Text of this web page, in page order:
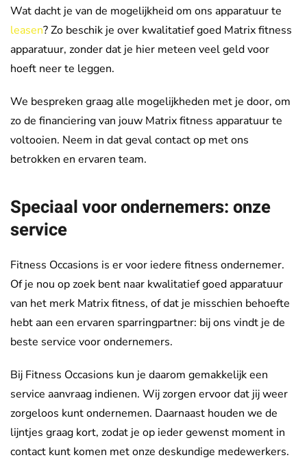
Wat dacht je van de mogelijkheid om ons apparatuur te
leasen? Zo beschik je over kwalitatief goed Matrix fitness
apparatuur, zonder dat je hier meteen veel geld voor
hoeft neer te leggen.
We bespreken graag alle mogelijkheden met je door, om
zo de financiering van jouw Matrix fitness apparatuur te
voltooien. Neem in dat geval contact op met ons
betrokken en ervaren team.
Speciaal voor ondernemers: onze
service
Fitness Occasions is er voor iedere fitness ondernemer.
Of je nou op zoek bent naar kwalitatief goed apparatuur
van het merk Matrix fitness, of dat je misschien behoefte
hebt aan een ervaren sparringpartner: bij ons vindt je de
beste service voor ondernemers.
Bij Fitness Occasions kun je daarom gemakkelijk een
service aanvraag indienen. Wij zorgen ervoor dat jij weer
zorgeloos kunt ondernemen. Daarnaast houden we de
lijntjes graag kort, zodat je op ieder gewenst moment in
contact kunt komen met onze deskundige medewerkers.